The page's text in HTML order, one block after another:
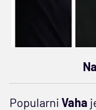
Popularni Vaha